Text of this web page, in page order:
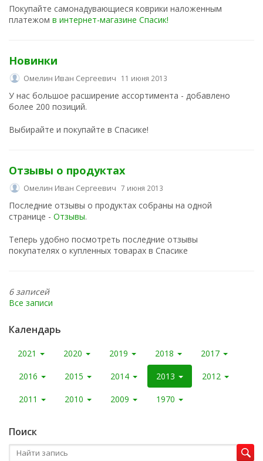
Покупайте самонадувающиеся коврики наложенным
платежом в интернет-магазине Спасик!
Новинки
Омелин Иван Сергеевич 11 июня 2013
У нас большое расширение ассортимента - добавлено
более 200 позиций.
Выбирайте и покупайте в Спасике!
Отзывы о продуктах
Омелин Иван Сергеевич 7 июня 2013
Последние отзывы о продуктах собраны на одной
странице - Отзывы.
Теперь удобно посмотреть последние отзывы
покупателях о купленных товарах в Спасике
6 записей
Все записи
Календарь
2021 2020 2019 2018 2017
2016 2015 2014 2013 2012
2011 2010 2009 1970
Поиск